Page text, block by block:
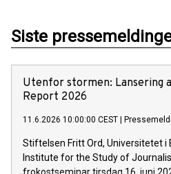
Siste
Utenfor stormen: Lansering
Report 2026
11.6.2026 10:00:00 CEST |
Stiftelsen Fritt Ord, Universitetet i
Institute for the Study of
frokostseminar tirsdag 16. juni